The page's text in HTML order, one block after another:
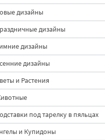
дизайны
дизайны
дизайны
дизайны
и Растения
под тарелку в пяльцах
и Купидоны